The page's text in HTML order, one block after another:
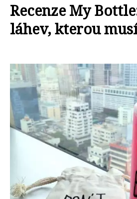
Recenze My
láhev, kterou